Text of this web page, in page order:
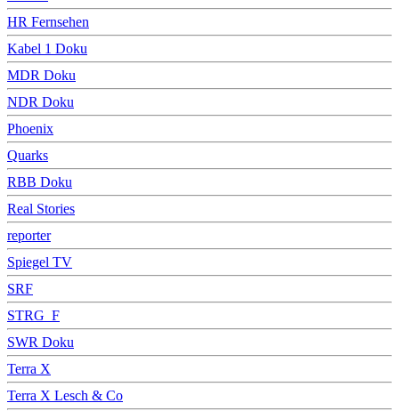
HR Fernsehen
Kabel 1 Doku
MDR Doku
NDR Doku
Phoenix
Quarks
RBB Doku
Real Stories
reporter
Spiegel TV
SRF
STRG_F
SWR Doku
Terra X
Terra X Lesch & Co